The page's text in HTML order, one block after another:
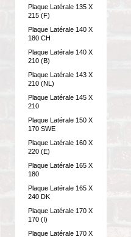
Plaque Latérale 135 X
215 (F)
Plaque Latérale 140 X
180 CH
Plaque Latérale 140 X
210 (B)
Plaque Latérale 143 X
210 (NL)
Plaque Latérale 145 X
210
Plaque Latérale 150 X
170 SWE
Plaque Latérale 160 X
220 (E)
Plaque Latérale 165 X
180
Plaque Latérale 165 X
240 DK
Plaque Latérale 170 X
170 (I)
Plaque Latérale 170 X